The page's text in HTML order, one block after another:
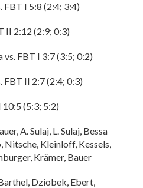
I 5:8 (2:4; 3:4)
II 2:12 (2:9; 0:3)
FBT I 3:7 (3:5; 0:2)
FBT II 2:7 (2:4; 0:3)
(5:3; 5:2)
A. Sulaj, L. Sulaj, Bessa
Nitsche, Kleinloff, Kessels,
Krämer, Bauer
Dziobek, Ebert,